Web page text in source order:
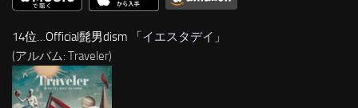
14位…Official髭男dism 「イエスタデイ 」
(アルバム: Traveler)